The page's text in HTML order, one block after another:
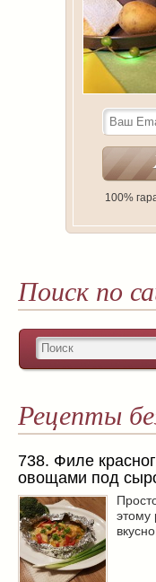
100%
Поиск по
Рецепты
738. Филе
овощами под
этому